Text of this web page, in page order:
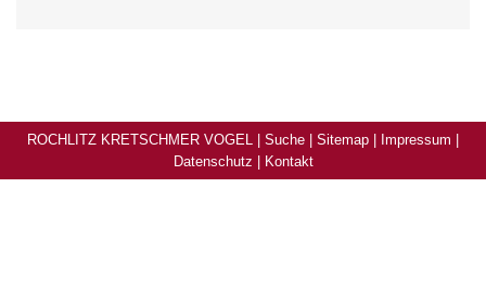
ROCHLITZ KRETSCHMER VOGEL | Suche Sitemap Impressum
Datenschutz
Kontakt